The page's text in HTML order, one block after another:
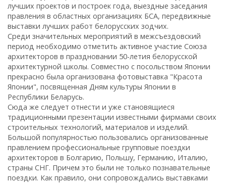
лучших проектов и построек года, выездные заседания
правления в областных организациях БСА, передвижные
выставки лучших работ белорусских зодчих.
Среди значительных мероприятий в межсъездовский
период необходимо отметить активное участие Союза
архитекторов в праздновании 50-летия белорусской
архитектурной школы. Совместно с посольством Японии
прекрасно была организована фотовыставка "Красота
Японии", посвященная Дням культуры Японии в
Республики Беларусь.
Сюда же следует отнести и уже становящиеся
традиционными презентации известными фирмами своих
строительных технологий, материалов и изделий.
Большой популярностью пользовались организованные
правлением профессиональные групповые поездки
архитекторов в Болгарию, Польшу, Германию, Италию,
страны СНГ. Причем это были не только познавательные
поездки. Как правило, они сопровождались выставками